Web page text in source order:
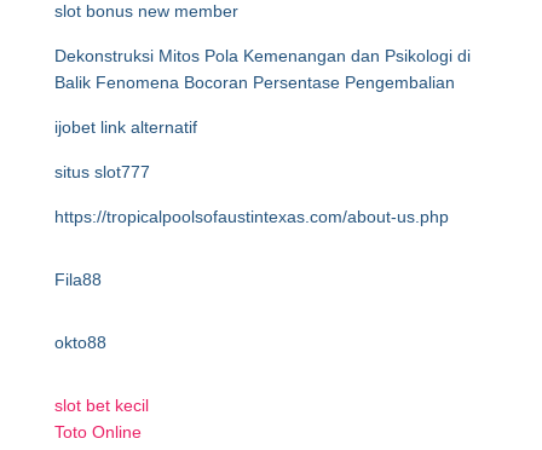
slot bonus new member
Dekonstruksi Mitos Pola Kemenangan dan Psikologi di
Balik Fenomena Bocoran Persentase Pengembalian
ijobet link alternatif
situs slot777
https://tropicalpoolsofaustintexas.com/about-us.php
Fila88
okto88
slot bet kecil
Toto Online